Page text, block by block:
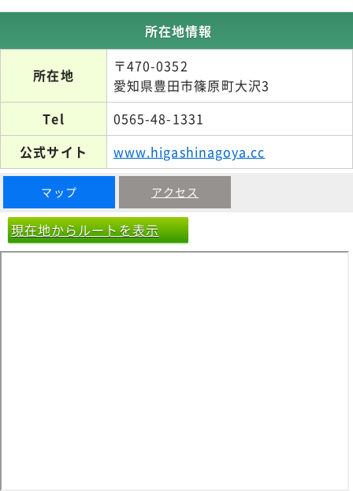
所在地情報
所在地
〒470-0352
愛知県豊田市篠原町大沢3
Tel
0565-48-1331
公式サイト
www.higashinagoya.cc
マップ アクセス
現在地からルートを表示